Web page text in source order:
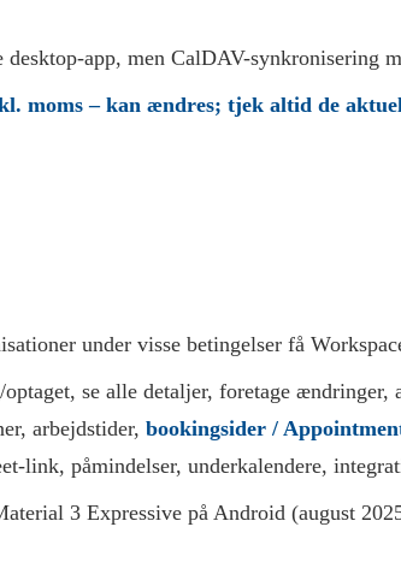
app, men CalDAV-synkronisering
moms – kan ændres; tjek altid de
under visse betingelser få
se alle detaljer, foretage
arbejdstider, bookingsider /
link, påmindelser, underkalendere,
3 Expressive på Android (august